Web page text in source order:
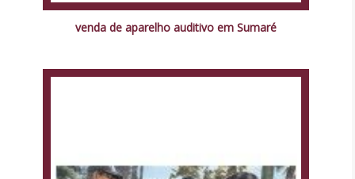
venda de aparelho auditivo em Sumaré